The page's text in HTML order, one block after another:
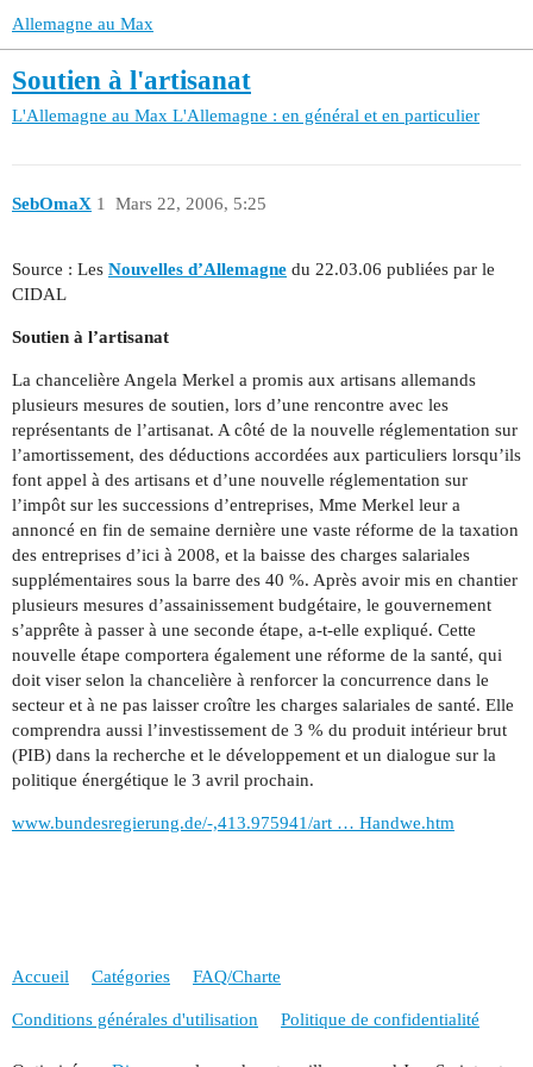
Allemagne au Max
Soutien à l'artisanat
L'Allemagne au Max L'Allemagne : en général et en particulier
SebOmaX Mars 22, 2006, 5:25
1
Source : Les Nouvelles d’Allemagne du 22.03.06 publiées par le
CIDAL
Soutien à l’artisanat
La chancelière Angela Merkel a promis aux artisans allemands
plusieurs mesures de soutien, lors d’une rencontre avec les
représentants de l’artisanat. A côté de la nouvelle réglementation sur
l’amortissement, des déductions accordées aux particuliers lorsqu’ils
font appel à des artisans et d’une nouvelle réglementation sur
l’impôt sur les successions d’entreprises, Mme Merkel leur a
annoncé en fin de semaine dernière une vaste réforme de la taxation
des entreprises d’ici à 2008, et la baisse des charges salariales
supplémentaires sous la barre des 40 %. Après avoir mis en chantier
plusieurs mesures d’assainissement budgétaire, le gouvernement
s’apprête à passer à une seconde étape, a-t-elle expliqué. Cette
nouvelle étape comportera également une réforme de la santé, qui
doit viser selon la chancelière à renforcer la concurrence dans le
secteur et à ne pas laisser croître les charges salariales de santé. Elle
comprendra aussi l’investissement de 3 % du produit intérieur brut
(PIB) dans la recherche et le développement et un dialogue sur la
politique énergétique le 3 avril prochain.
www.bundesregierung.de/-,413.975941/art … Handwe.htm
Accueil Catégories FAQ/Charte
Conditions générales d'utilisation Politique de confidentialité